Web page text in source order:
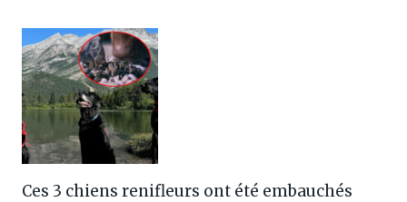
Ces 3 chiens renifleurs ont été embauchés